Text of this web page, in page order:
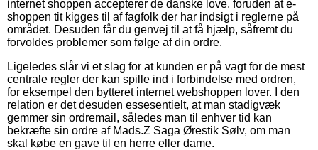
internet shoppen accepterer de danske love, foruden at e-
shoppen tit kigges til af fagfolk der har indsigt i reglerne på
området. Desuden får du genvej til at få hjælp, såfremt du
forvoldes problemer som følge af din ordre.
Ligeledes slår vi et slag for at kunden er på vagt for de mest
centrale regler der kan spille ind i forbindelse med ordren,
for eksempel den bytteret internet webshoppen lover. I den
relation er det desuden essesentielt, at man stadigvæk
gemmer sin ordremail, således man til enhver tid kan
bekræfte sin ordre af Mads.Z Saga Ørestik Sølv, om man
skal købe en gave til en herre eller dame.